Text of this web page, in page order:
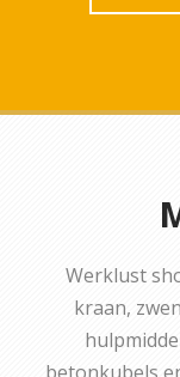
Werklust
kraan,